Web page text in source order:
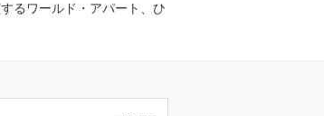
るワールド・アパート、ひ